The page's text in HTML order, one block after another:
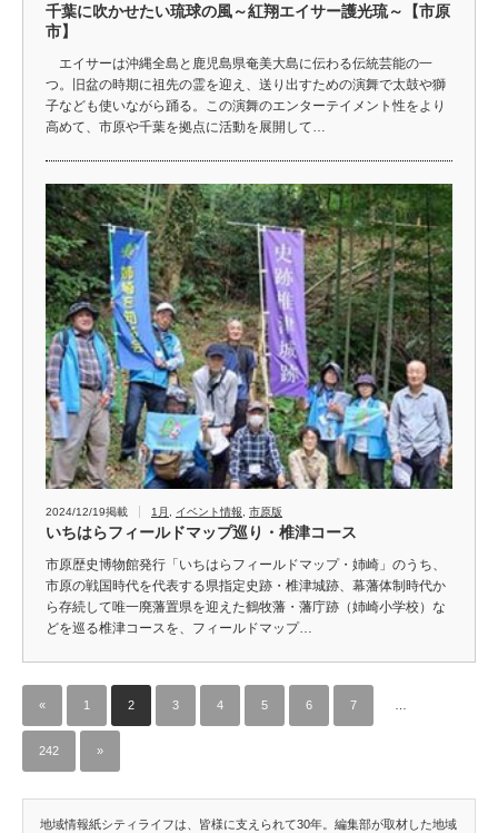
千葉に吹かせたい琉球の風～紅翔エイサー護光琉～【市原
市】
エイサーは沖縄全島と鹿児島県奄美大島に伝わる伝統芸能の一
つ。旧盆の時期に祖先の霊を迎え、送り出すための演舞で太鼓や獅
子なども使いながら踊る。この演舞のエンターテイメント性をより
高めて、市原や千葉を拠点に活動を展開して…
2024/12/19掲載 1月 イベント情報 市原版
いちはらフィールドマップ巡り・椎津コース
市原歴史博物館発行「いちはらフィールドマップ・姉崎」のうち、
市原の戦国時代を代表する県指定史跡・椎津城跡、幕藩体制時代か
ら存続して唯一廃藩置県を迎えた鶴牧藩・藩庁跡（姉崎小学校）な
どを巡る椎津コースを、フィールドマップ…
« 1 2 3 4 5 6 7
242 »
地域情報紙シティライフは、皆様に支えられて30年。編集部が取材した地域